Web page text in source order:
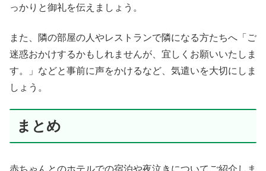
っかりと御礼を伝えましょう。
また、隣の部屋の人やレストランで隣になる方たちへ「ご
迷惑おかけするかもしれませんが、宜しくお願いいたしま
す。」などと事前に声をかけるなど、気遣いを大切にしま
しょう。
まとめ